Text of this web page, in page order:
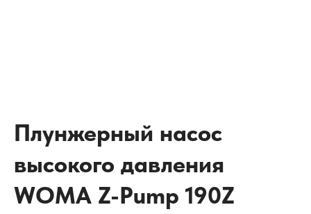
Плунжерный насос
высокого давления
WOMA Z-Pump 190Z